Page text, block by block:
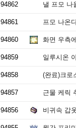
94862 낼 프모 나
94861 프모 나온
94860 화면 우측
94859 일루시온 아
94858 (완료)크로
94857 근물 케릭
94856 비귀속 갑